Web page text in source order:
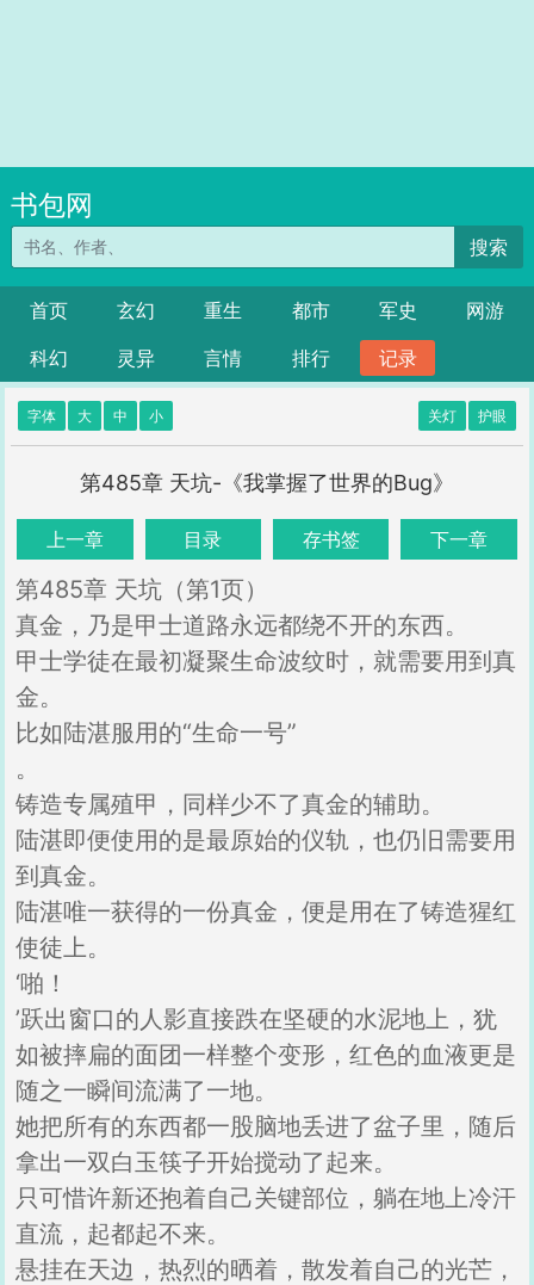
书包网
搜索
首页 玄幻 重生 都市 军史
网游
科幻
灵异 言情 排行 记录
字体 大 中 小 关灯 护眼
第485章 天坑-《我掌握了世界的Bug》
上一章 目录 存书签 下一章
第485章 天坑（第1页）
真金，乃是甲士道路永远都绕不开的东西。
甲士学徒在最初凝聚生命波纹时，就需要用到真
金。
比如陆湛服用的“生命一号”
。
铸造专属殖甲，同样少不了真金的辅助。
陆湛即便使用的是最原始的仪轨，也仍旧需要用
到真金。
陆湛唯一获得的一份真金，便是用在了铸造猩红
使徒上。
‘啪！
’跃出窗口的人影直接跌在坚硬的水泥地上，犹
如被摔扁的面团一样整个变形，红色的血液更是
随之一瞬间流满了一地。
她把所有的东西都一股脑地丢进了盆子里，随后
拿出一双白玉筷子开始搅动了起来。
只可惜许新还抱着自己关键部位，躺在地上冷汗
直流，起都起不来。
悬挂在天边，热烈的晒着，散发着自己的光芒，